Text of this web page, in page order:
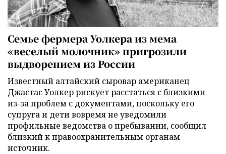
Семье фермера Уолкера из мема
«веселый молочник» пригрозили
выдворением из России
Известный алтайский сыровар американец
Джастас Уолкер рискует расстаться с близкими
из-за проблем с документами, поскольку его
супруга и дети вовремя не уведомили
профильные ведомства о пребывании, сообщил
близкий к правоохранительным органам
источник.